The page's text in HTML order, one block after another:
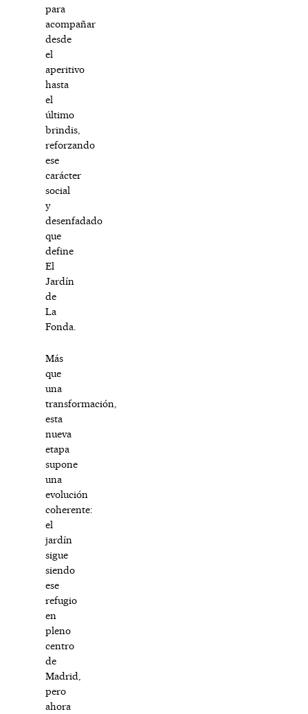
para
acompañar
desde
el
aperitivo
hasta
el
último
brindis,
reforzando
ese
carácter
social
y
desenfadado
que
define
El
Jardín
de
La
Fonda.
Más
que
una
transformación,
esta
nueva
etapa
supone
una
evolución
coherente:
el
jardín
sigue
siendo
ese
refugio
en
pleno
centro
de
Madrid,
pero
ahora